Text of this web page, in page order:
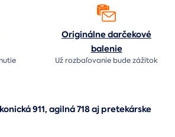
Originálne darčekové
balenie
Už rozbaľovanie budezážitok
911, agilná 718 aj pretekárske